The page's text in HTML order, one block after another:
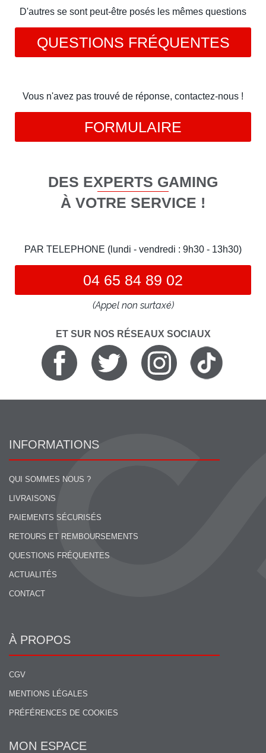
D'autres se sont peut-être posés les mêmes questions
QUESTIONS FRÉQUENTES
Vous n'avez pas trouvé de réponse, contactez-nous !
FORMULAIRE
DES EXPERTS GAMING
À VOTRE SERVICE !
PAR TELEPHONE (lundi - vendredi : 9h30 - 13h30)
04 65 84 89 02
(Appel non surtaxé)
ET SUR NOS RÉSEAUX SOCIAUX
INFORMATIONS
QUI SOMMES NOUS ?
LIVRAISONS
PAIEMENTS SÉCURISÉS
RETOURS ET REMBOURSEMENTS
QUESTIONS FRÉQUENTES
ACTUALITÉS
CONTACT
À PROPOS
CGV
MENTIONS LÉGALES
PRÉFÉRENCES DE COOKIES
MON ESPACE